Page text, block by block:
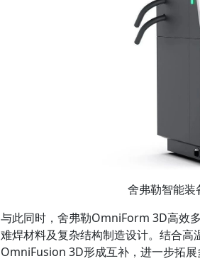
舍弗勒智能
与此同时，舍弗勒OmniForm 3D高效
难焊材料及复杂结构制造设计。结合
OmniFusion 3D形成互补，进一步拓展